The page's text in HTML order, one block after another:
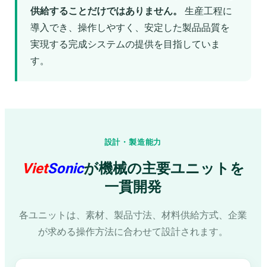
供給することだけではありません。
生産工程に
導入でき、操作しやすく、安定した製品品質を
実現する完成システムの提供を目指していま
す。
設計・製造能力
VietSonicが機械の主要ユニットを
一貫開発
各ユニットは、素材、製品寸法、材料供給方式、企業
が求める操作方法に合わせて設計されます。